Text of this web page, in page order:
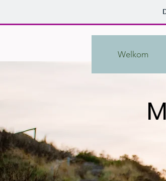
Welkom